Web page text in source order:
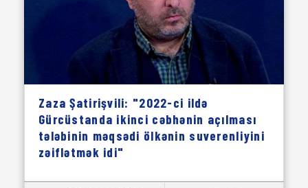
Zaza Şatirişvili: "2022-ci ildə
Gürcüstanda ikinci cəbhənin açılması
tələbinin məqsədi ölkənin suverenliyini
zəiflətmək idi"